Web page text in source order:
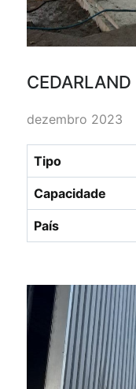
CEDARLAND
dezembro 2023
Tipo
Capacidade
País